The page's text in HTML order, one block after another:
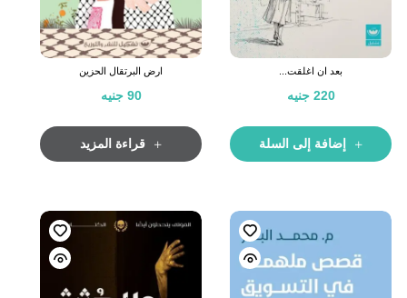
بعد ان اغلقت...
220 جنيه
إضافة إلى السلة
ارض البرتقال الحزين
90 جنيه
قراءة المزيد